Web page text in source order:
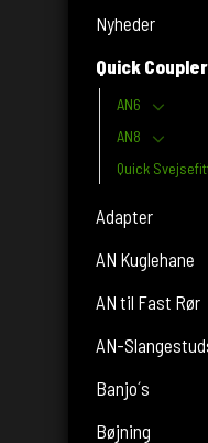
Nyheder
Quick
AN6
AN8
Quick
Adapter
AN Kuglehane
AN til Fast Rør
AN-
Banjo´s
Bøjning